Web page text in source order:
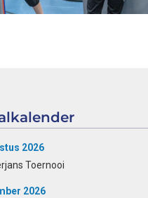
2026
Toernooi
2026